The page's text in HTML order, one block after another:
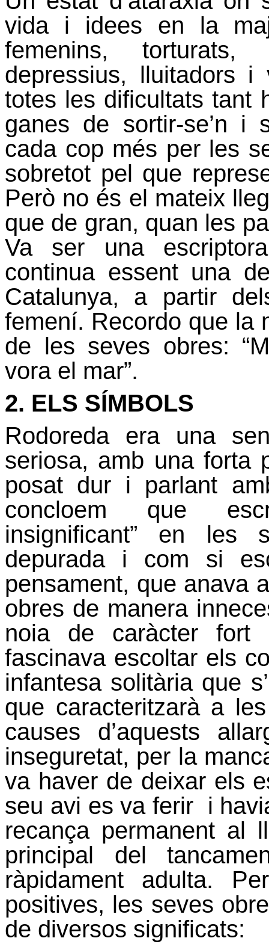
vida i idees en la
femenins, torturats,
depressius, lluitadors i
totes les dificultats tant
ganes de sortir-se’n i
cada cop més per les
sobretot pel que
Però no és el mateix
que de gran, quan les
Va ser una
continua essent una
Catalunya, a partir
femení. Recordo que la
de les seves obres:
vora el mar”.
2. ELS SÍMBOLS
Rodoreda era una
seriosa, amb una forta
posat dur i parlant
concloem que
insignificant” en les
depurada i com si
pensament, que anava
obres de manera
noia de caràcter
fascinava escoltar els
infantesa solitària que
que caracteritzarà a
causes d’aquests
inseguretat, per la
va haver de deixar els
seu avi es va ferir i
recança permanent al
principal del
ràpidament adulta.
positives, les seves
de diversos significats: